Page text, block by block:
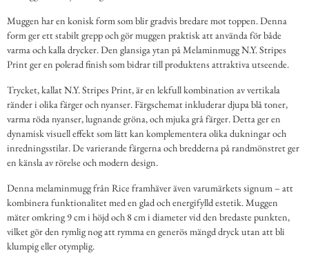
Muggen har en konisk form som blir gradvis bredare mot toppen. Denna
form ger ett stabilt grepp och gör muggen praktisk att använda för både
varma och kalla drycker. Den glansiga ytan på Melaminmugg N.Y. Stripes
Print ger en polerad finish som bidrar till produktens attraktiva utseende.
Trycket, kallat N.Y. Stripes Print, är en lekfull kombination av vertikala
ränder i olika färger och nyanser. Färgschemat inkluderar djupa blå toner,
varma röda nyanser, lugnande gröna, och mjuka grå färger. Detta ger en
dynamisk visuell effekt som lätt kan komplementera olika dukningar och
inredningsstilar. De varierande färgerna och bredderna på randmönstret ger
en känsla av rörelse och modern design.
Denna melaminmugg från Rice framhäver även varumärkets signum – att
kombinera funktionalitet med en glad och energifylld estetik. Muggen
mäter omkring 9 cm i höjd och 8 cm i diameter vid den bredaste punkten,
vilket gör den rymlig nog att rymma en generös mängd dryck utan att bli
klumpig eller otymplig.